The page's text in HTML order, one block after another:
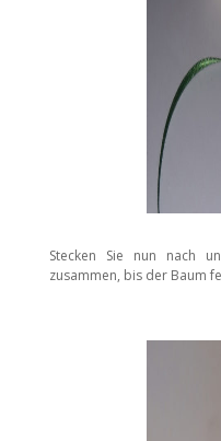
Stecken Sie nun nach
zusammen, bis der Baum